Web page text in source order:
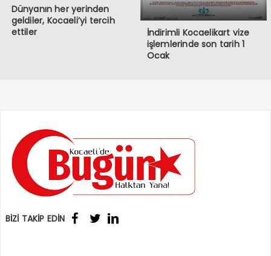
Dünyanın her yerinden
geldiler, Kocaeli’yi tercih
ettiler
İndirimli Kocaelikart vize
işlemlerinde son tarih 1
Ocak
BİZİ TAKİP EDİN